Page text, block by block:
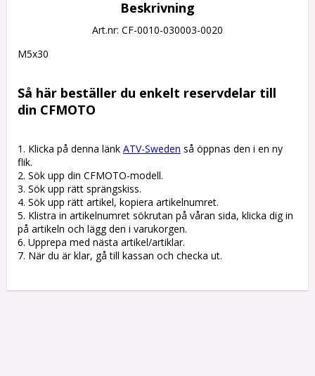
Beskrivning
Art.nr: CF-0010-030003-0020
M5x30
Så här beställer du enkelt reservdelar till
din CFMOTO
1. Klicka på denna länk ATV-Sweden så öppnas den i en ny
flik.
2. Sök upp din CFMOTO-modell.
3. Sök upp rätt sprängskiss.
4. Sök upp rätt artikel, kopiera artikelnumret.
5. Klistra in artikelnumret sökrutan på våran sida, klicka dig in
på artikeln och lägg den i varukorgen.
6. Upprepa med nästa artikel/artiklar.
7. När du är klar, gå till kassan och checka ut.